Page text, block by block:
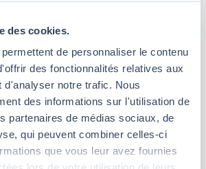
des cookies.
de personnaliser le contenu
des fonctionnalités relatives aux
d'analyser notre trafic. Nous
des informations sur l'utilisation de
partenaires de médias sociaux, de
qui peuvent combiner celles-ci
que vous leur avez fournies
50 ans.
d’IA peuvent tenter de mettre
et des garde-fous, mais gardez à
modèle d’intelligence artificielle
à 100 %, et qu’il reflète avant
données sur lesquelles il a été